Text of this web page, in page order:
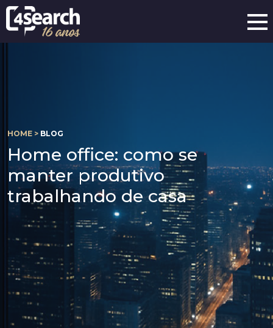
HOME > BLOG
Home office: como se
manter produtivo
trabalhando de casa